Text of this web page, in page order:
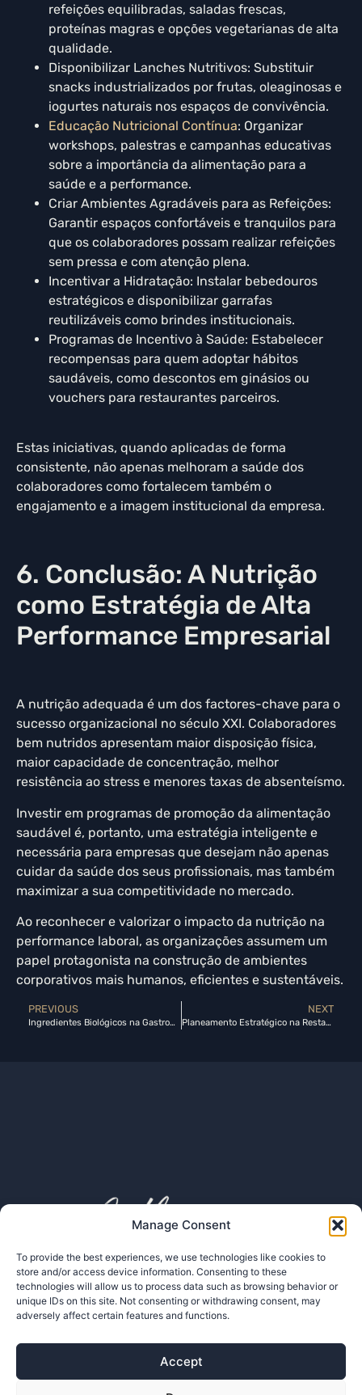
Manage Consent
To provide the best experiences, we use technologies like cookies to
store and/or access device information. Consenting to these
technologies will allow us to process data such as browsing behavior or
unique IDs on this site. Not consenting or withdrawing consent, may
adversely affect certain features and functions.
Accept
refeições equilibradas, saladas frescas,
proteínas magras e opções vegetarianas de alta
qualidade.
Disponibilizar Lanches Nutritivos: Substituir
snacks industrializados por frutas, oleaginosas e
iogurtes naturais nos espaços de convivência.
Educação Nutricional Contínua: Organizar
workshops, palestras e campanhas educativas
sobre a importância da alimentação para a
saúde e a performance.
Criar Ambientes Agradáveis para as Refeições:
Garantir espaços confortáveis e tranquilos para
que os colaboradores possam realizar refeições
sem pressa e com atenção plena.
Incentivar a Hidratação: Instalar bebedouros
estratégicos e disponibilizar garrafas
reutilizáveis como brindes institucionais.
Programas de Incentivo à Saúde: Estabelecer
recompensas para quem adoptar hábitos
saudáveis, como descontos em ginásios ou
vouchers para restaurantes parceiros.
Estas iniciativas, quando aplicadas de forma
consistente, não apenas melhoram a saúde dos
colaboradores como fortalecem também o
engajamento e a imagem institucional da empresa.
6. Conclusão: A Nutrição
como Estratégia de Alta
Performance Empresarial
A nutrição adequada é um dos factores-chave para o
sucesso organizacional no século XXI. Colaboradores
bem nutridos apresentam maior disposição física,
maior capacidade de concentração, melhor
resistência ao stress e menores taxas de absenteísmo.
Investir em programas de promoção da alimentação
saudável é, portanto, uma estratégia inteligente e
necessária para empresas que desejam não apenas
cuidar da saúde dos seus profissionais, mas também
maximizar a sua competitividade no mercado.
Ao reconhecer e valorizar o impacto da nutrição na
performance laboral, as organizações assumem um
papel protagonista na construção de ambientes
corporativos mais humanos, eficientes e sustentáveis.
PREVIOUS
Ingredientes Biológicos na Gastronomia
NEXT
Planeamento Estratégico na Restauração